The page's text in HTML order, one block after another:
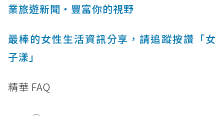
業旅遊新聞‧豐富你的視野
最棒的女性生活資訊分享，請追蹤按讚「女
子漾」
精華 FAQ